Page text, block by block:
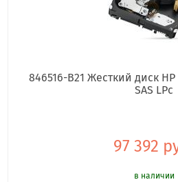
846516-B21 Жесткий диск HP
SAS LPc
97 392
в наличии